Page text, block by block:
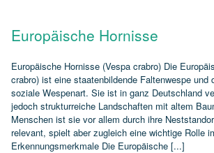
Europäische Hornisse
Europäische Hornisse (Vespa crabro) Die
crabro) ist eine staatenbildende Faltenwespe und
soziale Wespenart. Sie ist in ganz Deutschland
jedoch strukturreiche Landschaften mit altem
Menschen ist sie vor allem durch ihre
relevant, spielt aber zugleich eine wichtige Rolle
Erkennungsmerkmale Die Europäische [...]